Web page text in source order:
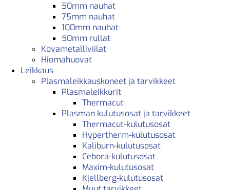
50mm nauhat
75mm nauhat
100mm nauhat
50mm rullat
Kovametalliviilat
Hiomahuovat
Leikkaus
Plasmaleikkauskoneet ja tarvikkeet
Plasmaleikkurit
Thermacut
Plasman kulutusosat ja tarvikkeet
Thermacut-kulutusosat
Hypertherm-kulutusosat
Kaliburn-kulutusosat
Cebora-kulutusosat
Maxim-kulutusosat
Kjellberg-kulutusosat